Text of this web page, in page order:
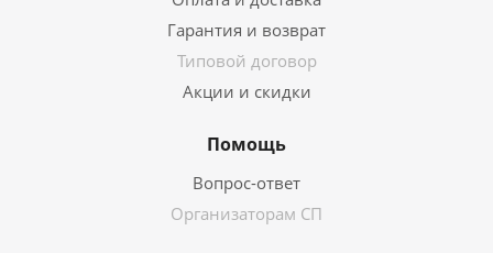
Гарантия и возврат
Типовой договор
Акции и скидки
Помощь
Вопрос-ответ
Организаторам СП